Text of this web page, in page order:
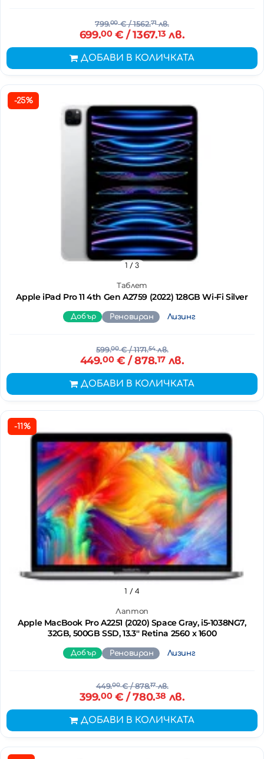
799.00€/ 1562.71лв.
699.00€ / 1367.13 лв.
ДОБАВИ В КОЛИЧКАТА
-25%
Таблет
Apple iPad Pro 11 4th Gen A2759 (2022) 128GB Wi-Fi Silver
1 / 3
Добър Реновиран Лизинг
599.00€/ 1171.54лв.
449.00€ / 878.17лв.
ДОБАВИ В КОЛИЧКАТА
-11%
Лаптоп
Apple MacBook Pro A2251 (2020) Space Gray, i5-1038NG7,
32GB, 500GB SSD, 13.3'' Retina 2560 x 1600
1 / 4
Добър Реновиран Лизинг
449.00€/ 878.17лв.
399.00€ / 780.38 лв.
ДОБАВИ В КОЛИЧКАТА